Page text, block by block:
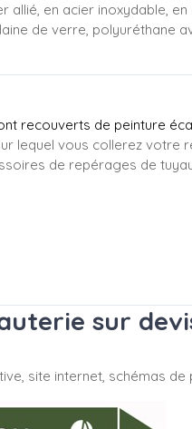
en acier inoxydable,
de verre, polyuréthane
recouverts de peinture
lequel vous collerez
de repérages de
sur
site internet, schémas de